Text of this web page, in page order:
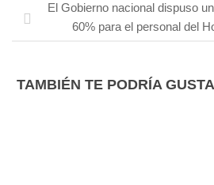
El Gobierno nacional dispuso
60% para el personal del
TAMBIÉN TE PODRÍA